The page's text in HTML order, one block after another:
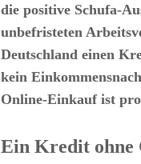
die positive Schufa-
unbefristeten
Deutschland einen
kein
Online-Einkauf ist
Ein Kredit ohne